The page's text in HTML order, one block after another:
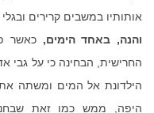
אותותיו במשבים קרירים
והנה, באחד הימים, כאשר
החרישית, הבחינה כי על גבי
הילדונת אל המים ומשתה
היפה
ממש כמו זאת